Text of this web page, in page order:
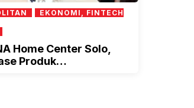
EKONOMI, FINTECH
Home Center Solo,
Produk